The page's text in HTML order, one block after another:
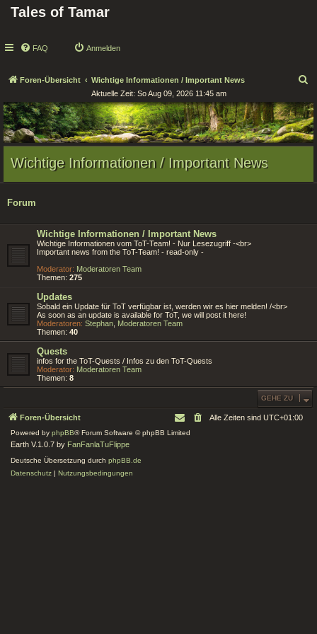
Tales of Tamar
FAQ Anmelden
Foren-Übersicht Wichtige Informationen / Important News
c
h
e
Aktuelle Zeit: So Aug 09, 2026 11:45 am
Wichtige Informationen / Important News
Forum
Wichtige Informationen / Important News
Wichtige Informationen vom ToT-Team! - Nur Lesezugriff -<br>
Important news from the ToT-Team! - read-only -
Moderator: Moderatoren Team
Themen: 275
Updates
Sobald ein Update für ToT verfügbar ist, werden wir es hier melden! /<br>
As soon as an update is available for ToT, we will post it here!
Moderatoren: Stephan Moderatoren Team
Themen: 40
Quests
infos for the ToT-Quests / Infos zu den ToT-Quests
Moderator: Moderatoren Team
Themen: 8
GEHE ZU
Foren-Übersicht Alle Zeiten sind UTC+01:00
Powered by phpBB® Forum Software © phpBB Limited
Earth V.1.0.7 by FanFanlaTuFlippe
Deutsche Übersetzung durch phpBB.de
Datenschutz | Nutzungsbedingungen